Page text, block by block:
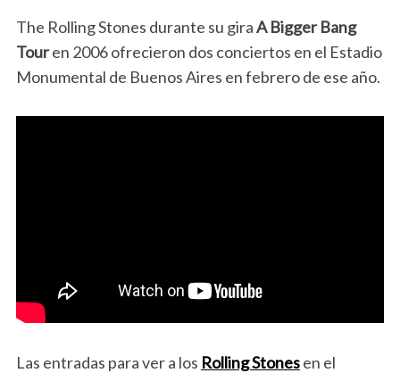
The Rolling Stones durante su giraA Bigger Bang
Touren 2006 ofrecieron dos conciertos en el Estadio
Monumental de Buenos Aires en febrero de ese año.
Las entradas para ver a los Rolling Stonesen el